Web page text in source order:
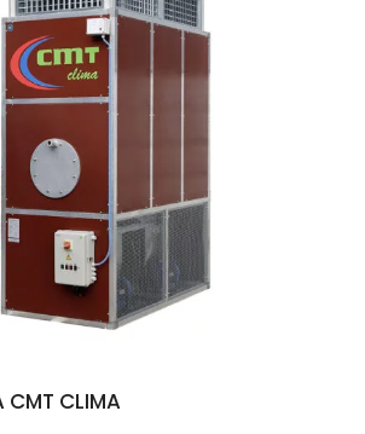
CMT CLIMA